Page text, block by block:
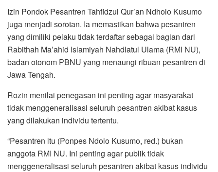
Izin Pondok Pesantren Tahfidzul Qur’an Ndholo Kusumo
juga menjadi sorotan. Ia memastikan bahwa pesantren
yang dimiliki pelaku tidak terdaftar sebagai bagian dari
Rabithah Ma’ahid Islamiyah Nahdlatul Ulama (RMI NU),
badan otonom PBNU yang menaungi ribuan pesantren di
Jawa Tengah.
Rozin menilai penegasan ini penting agar masyarakat
tidak menggeneralisasi seluruh pesantren akibat kasus
yang dilakukan individu tertentu.
“Pesantren itu (Ponpes Ndolo Kusumo, red.) bukan
anggota RMI NU. Ini penting agar publik tidak
menggeneralisasi seluruh pesantren akibat kasus individu